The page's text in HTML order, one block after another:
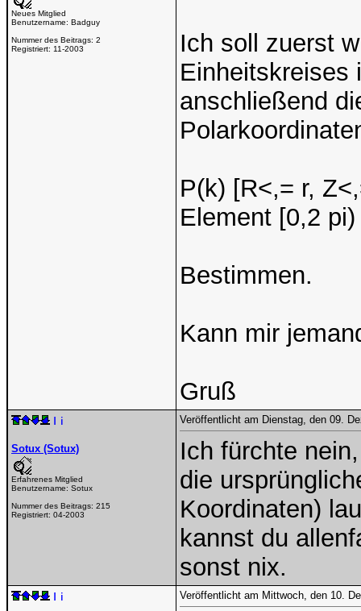
Neues Mitglied
Benutzername: Badguy
Nummer des Beitrags: 2
Registriert: 11-2003
Ich soll zuerst
Einheitskreises
anschließend
P(k) [R<,= r,
Element [0,2 pi)
Bestimmen.
Kann mir
Gruß
Sotux (Sotux)
Erfahrenes Mitglied
Benutzername: Sotux
Nummer des Beitrags: 215
Registriert: 04-2003
Veröffentlicht am Dienstag, den 09.
Ich fürchte
die
Koordinaten)
kannst du
sonst nix.
Veröffentlicht am Mittwoch, den 10.